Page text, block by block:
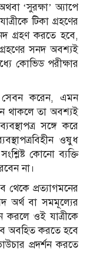
‘সুরক্ষা’ অ্যাপে
টিকা গ্রহণের
গ্রহণ করতে হবে,
সনদ অবশ্যই
কোভিড পরীক্ষার
সেবন করেন, এমন
থাকলে তা অবশ্যই
সঙ্গে করে
ওষুধ
কোনো ব্যক্তি
না।
প্রত্যাগমনের
অর্থ বা সমমূল্যের
করলে ওই যাত্রীকে
অবহিত করতে হবে
প্রদর্শন করতে